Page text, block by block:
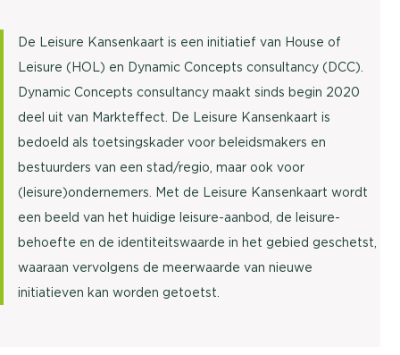
De Leisure Kansenkaart is een initiatief van House of
Leisure (HOL) en Dynamic Concepts consultancy (DCC).
Dynamic Concepts consultancy maakt sinds begin 2020
deel uit van Markteffect. De Leisure Kansenkaart is
bedoeld als toetsingskader voor beleidsmakers en
bestuurders van een stad/regio, maar ook voor
(leisure)ondernemers. Met de Leisure Kansenkaart wordt
een beeld van het huidige leisure-aanbod, de leisure-
behoefte en de identiteitswaarde in het gebied geschetst,
waaraan vervolgens de meerwaarde van nieuwe
initiatieven kan worden getoetst.